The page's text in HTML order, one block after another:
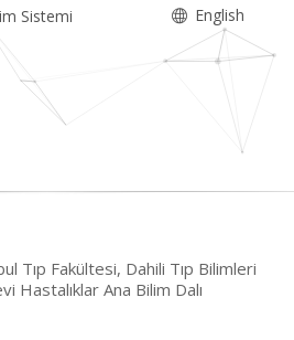
Sistemi English
Tıp Fakültesi, Dahili Tıp Bilimleri
Hastalıklar Ana Bilim Dalı